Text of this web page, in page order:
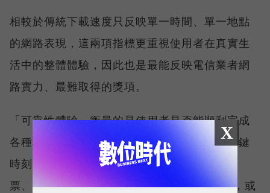
相較於傳統下載速度只反映單一時間、單一地點
的網路表現，這兩項指標更重視使用者在真實生
活中的整體體驗，因此也是最能反映電信業者網
路實力、最難取得的獎項。
「可靠性體驗」衡量的是使用者是否能順利完成
各種數位應用，因此，考驗的是網路服務在關鍵
時刻不中斷的能力。例如，搶購熱門演唱會門
票、秒殺限量商品、超商結帳掃描 QR Code，或
X